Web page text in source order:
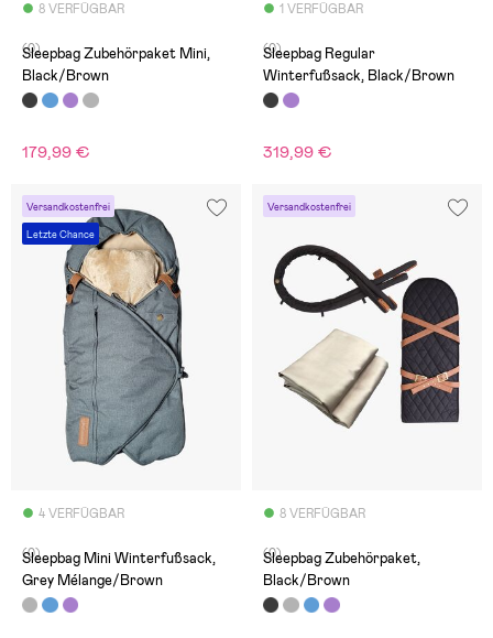
8 VERFÜGBAR
(0)
Sleepbag Zubehörpaket Mini,
Black/Brown
179,99 €
1 VERFÜGBAR
(0)
Sleepbag Regular
Winterfußsack, Black/Brown
319,99 €
Versandkostenfrei
Letzte Chance
4 VERFÜGBAR
(0)
Sleepbag Mini Winterfußsack,
Grey Mélange/Brown
Versandkostenfrei
8 VERFÜGBAR
(0)
Sleepbag Zubehörpaket,
Black/Brown